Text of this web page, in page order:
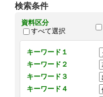
検索条件
資料区分
すべて選択
キーワード１
キーワード２
キーワード３
キーワード４